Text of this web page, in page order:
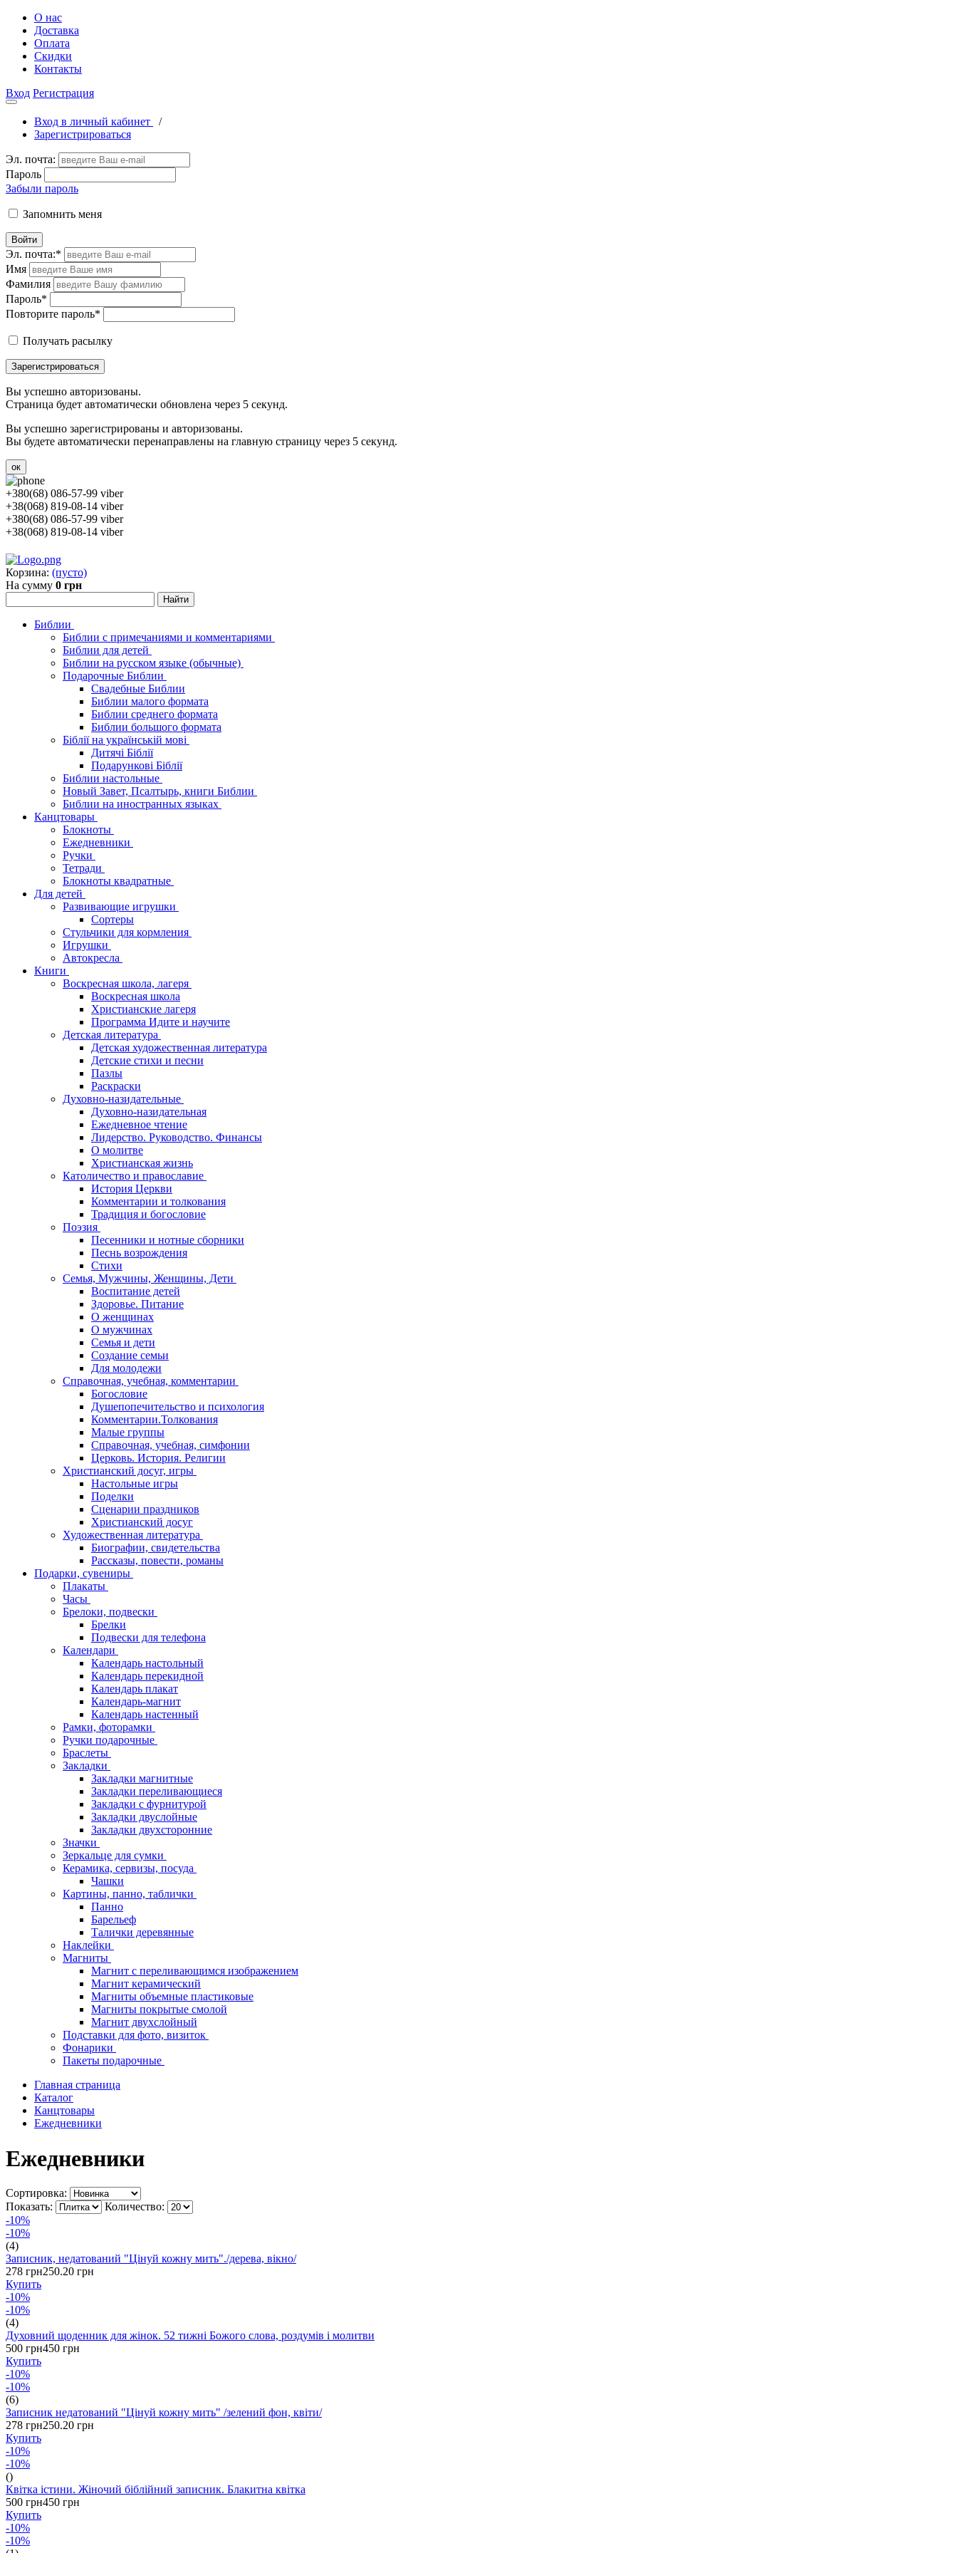
О нас
Доставка
Оплата
Скидки
Контакты
Вход Регистрация
Вход в личный кабинет
/
Зарегистрироваться
Эл. почта:
Пароль
Забыли пароль
Запомнить меня
Войти
Эл. почта:*
Имя
Фамилия
Пароль*
Повторите пароль*
Получать расылку
Зарегистрироваться
Вы успешно авторизованы.
Страница будет автоматически обновлена через 5 секунд.
Вы успешно зарегистрированы и авторизованы.
Вы будете автоматически перенаправлены на главную страницу через 5 секунд.
ок
+380(68) 086-57-99 viber
+38(068) 819-08-14 viber
+380(68) 086-57-99 viber
+38(068) 819-08-14 viber
Корзина: (пусто)
На сумму 0 грн
Библии
Библии с примечаниями и комментариями
Библии для детей
Библии на русском языке (обычные)
Подарочные Библии
Свадебные Библии
Библии малого формата
Библии среднего формата
Библии большого формата
Біблії на українській мові
Дитячі Біблії
Подарункові Біблії
Библии настольные
Новый Завет, Псалтырь, книги Библии
Библии на иностранных языках
Канцтовары
Блокноты
Ежедневники
Ручки
Тетради
Блокноты квадратные
Для детей
Развивающие игрушки
Сортеры
Стульчики для кормления
Игрушки
Автокресла
Книги
Воскресная школа, лагеря
Воскресная школа
Христианские лагеря
Программа Идите и научите
Детская литература
Детская художественная литература
Детские стихи и песни
Пазлы
Раскраски
Духовно-назидательные
Духовно-назидательная
Ежедневное чтение
Лидерство. Руководство. Финансы
О молитве
Христианская жизнь
Католичество и православие
История Церкви
Комментарии и толкования
Традиция и богословие
Поэзия
Песенники и нотные сборники
Песнь возрождения
Стихи
Семья, Мужчины, Женщины, Дети
Воспитание детей
Здоровье. Питание
О женщинах
О мужчинах
Семья и дети
Создание семьи
Для молодежи
Справочная, учебная, комментарии
Богословие
Душепопечительство и психология
Комментарии.Толкования
Малые группы
Справочная, учебная, симфонии
Церковь. История. Религии
Христианский досуг, игры
Настольные игры
Поделки
Сценарии праздников
Христианский досуг
Художественная литература
Биографии, свидетельства
Рассказы, повести, романы
Подарки, сувениры
Плакаты
Часы
Брелоки, подвески
Брелки
Подвески для телефона
Календари
Календарь настольный
Календарь перекидной
Календарь плакат
Календарь-магнит
Календарь настенный
Рамки, фоторамки
Ручки подарочные
Браслеты
Закладки
Закладки магнитные
Закладки переливающиеся
Закладки с фурнитурой
Закладки двуслойные
Закладки двухсторонние
Значки
Зеркальце для сумки
Керамика, сервизы, посуда
Чашки
Картины, панно, таблички
Панно
Барельеф
Талички деревянные
Наклейки
Магниты
Магнит с переливающимся изображением
Магнит керамический
Магниты объемные пластиковые
Магниты покрытые смолой
Магнит двухслойный
Подставки для фото, визиток
Фонарики
Пакеты подарочные
Главная страница
Каталог
Канцтовары
Ежедневники
Ежедневники
Сортировка:
Показать:
Количество:
-10%
-10%
(4)
Записник, недатований "Цінуй кожну мить"./дерева, вікно/
278 грн250.20 грн
Купить
-10%
-10%
(4)
Духовний щоденник для жінок. 52 тижні Божого слова, роздумів і молитви
500 грн450 грн
Купить
-10%
-10%
(6)
Записник недатований "Цінуй кожну мить" /зелений фон, квіти/
278 грн250.20 грн
Купить
-10%
-10%
()
Квітка істини. Жіночий біблійний записник. Блакитна квітка
500 грн450 грн
Купить
-10%
-10%